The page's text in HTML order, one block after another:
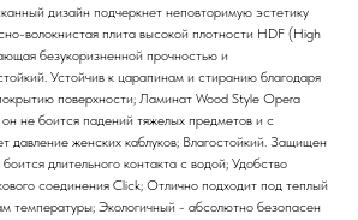
дизайн подчеркнет неповторимую эстетику
волокнистая плита высокой плотности HDF (High
безукоризненной прочностью и
Устойчив к царапинам и стиранию благодаря
поверхности; Ламинат Wood Style Opera
не боится падений тяжелых предметов и с
давление женских каблуков; Влагостойкий. Защищен
длительного контакта с водой; Удобство
соединения Click; Отлично подходит под теплый
температуры; Экологичный - абсолютно безопасен